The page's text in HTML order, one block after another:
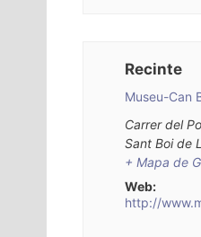
Recinte
Museu-Can
Carrer del
Sant Boi de
+ Mapa de
Web:
http://